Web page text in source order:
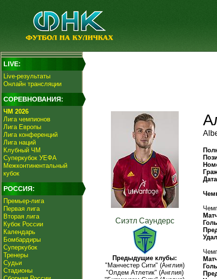
LIVE:
Live-результаты
Онлайн трансляции
СОРЕВНОВАНИЯ:
ЧМ 2026
Лига чемпионов
Лига Европы
Лига конференций
Лига наций
Клубный ЧМ
Суперкубок УЕФА
Межконтинентальный
кубок
РОССИЯ:
Премьер-лига
Первая лига
Вторая лига
Кубок России
Календарь
Бомбардиры
Суперкубок
Тренеры
Судьи
Стадионы
Сиэтл Саундерс
Предыдущие клубы:
"Манчестер Сити" (Англия)
"Олдем Атлетик" (Англия)